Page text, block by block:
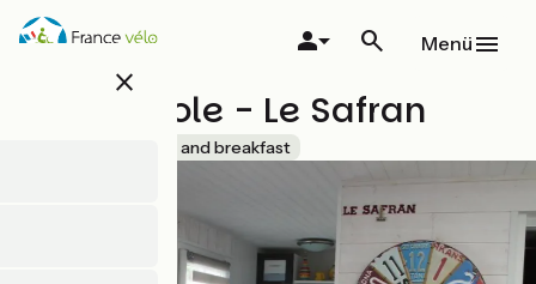
Direkt
zum
close
Menü
La Boussole - Le Safran
Bed and breakfast